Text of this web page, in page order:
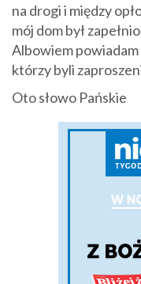
na drogi i między
mój dom był
Albowiem
którzy byli
Oto słowo Pańskie